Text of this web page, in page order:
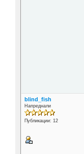
blind_fish
Напреднали
Публикации: 12